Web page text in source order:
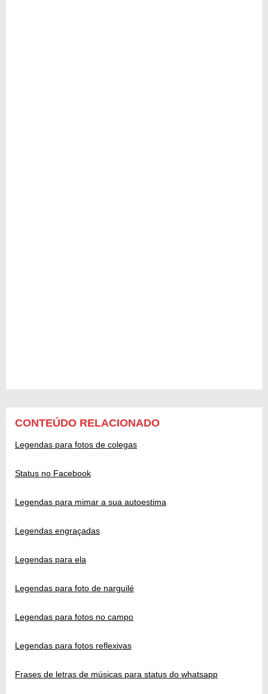
CONTEÚDO RELACIONADO
Legendas para fotos de colegas
Status no Facebook
Legendas para mimar a sua autoestima
Legendas engraçadas
Legendas para ela
Legendas para foto de narguilé
Legendas para fotos no campo
Legendas para fotos reflexivas
Frases de letras de músicas para status do whatsapp